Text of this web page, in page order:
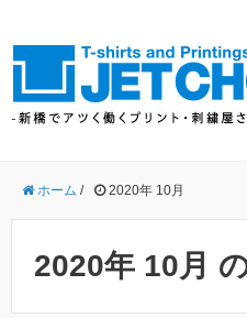
ホーム / 2020年 10月
2020年 10月